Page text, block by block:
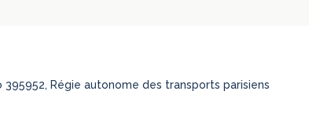
395952, Régie autonome des transports parisiens